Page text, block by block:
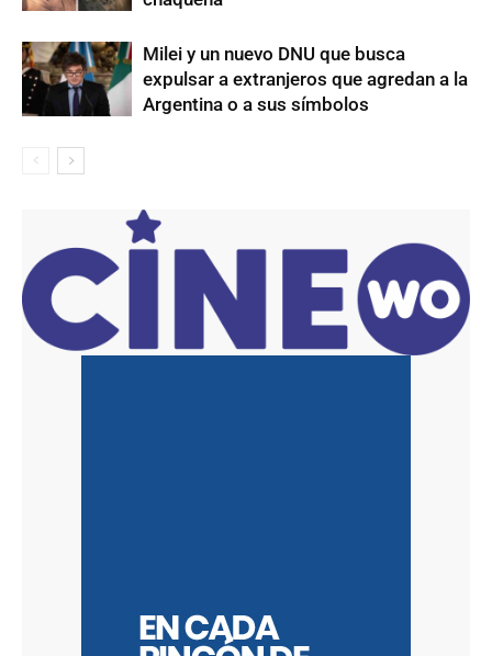
Milei y un nuevo DNU que busca
expulsar a extranjeros que agredan a la
Argentina o a sus símbolos